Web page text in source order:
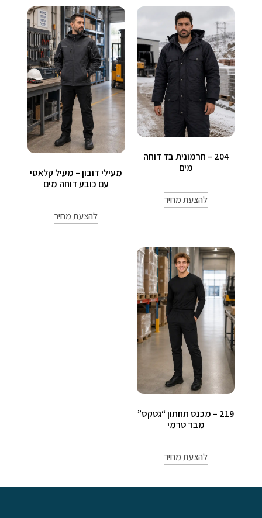
204 – חרמונית בד דוחה
מים
להצעת מחיר
מעילי דובון – מעיל קלאסי
עם כובע דוחה מים
להצעת מחיר
219 – מכנס תחתון “גטקס”
מבד טרמי
להצעת מחיר